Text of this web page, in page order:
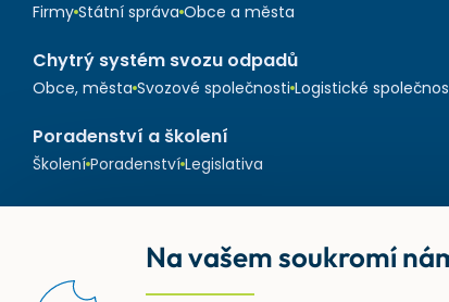
Firmy Státní správa Obce a města
Chytrý systém svozu odpadů
Obce, města Svozové společnosti Logistické
Poradenství a školení
Školení Poradenství Legislativa
Na vašem soukromí